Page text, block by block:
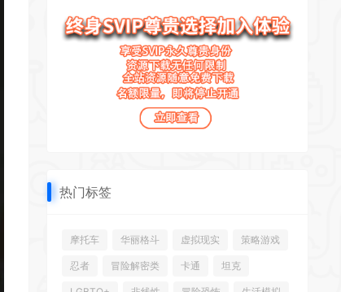
热门标签
摩托车 华丽格斗 虚拟现实 策略游戏
忍者 冒险解密类 卡通 坦克
*